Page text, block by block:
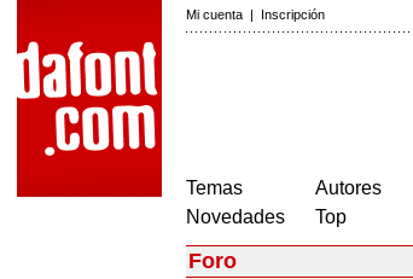
Mi cuenta | Inscripción
Temas
Novedades
Autores
Top
Foro